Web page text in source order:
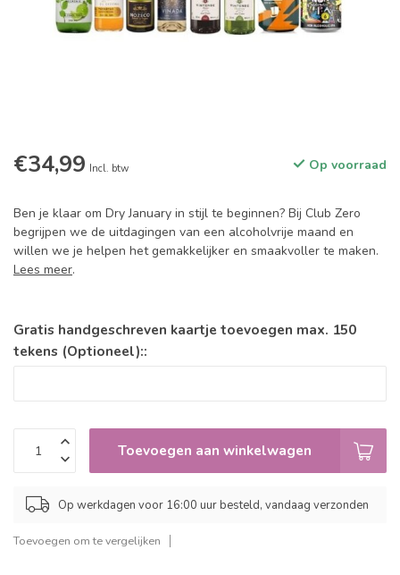
€34,99 Incl. btw Op voorraad
Ben je klaar om Dry January in stijl te beginnen? Bij Club Zero
begrijpen we de uitdagingen van een alcoholvrije maand en
willen we je helpen het gemakkelijker en smaakvoller te maken.
Lees meer.
Gratis handgeschreven kaartje toevoegen max. 150
tekens (Optioneel)::
Toevoegen aan winkelwagen
Op werkdagen voor 16:00 uur besteld, vandaag verzonden
Toevoegen om te vergelijken